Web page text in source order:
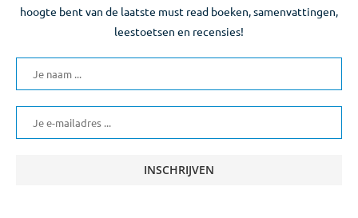
hoogte bent van de laatste must read boeken, samenvattingen,
leestoetsen en recensies!